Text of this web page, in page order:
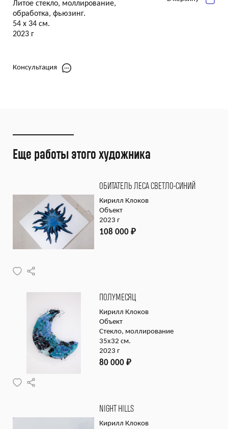
Литое стекло, моллирование,
обработка, фьюзинг.
54 x 34 см.
2023 г
Консультация
Еще работы этого художника
ОБИТАТЕЛЬ ЛЕСА СВЕТЛО-СИНИЙ
Кирилл Клоков
Объект
2023 г
108 000 ₽
ПОЛУМЕСЯЦ
Кирилл Клоков
Объект
Стекло, моллирование
35х32 см.
2023 г
80 000 ₽
NIGHT HILLS
Кирилл Клоков